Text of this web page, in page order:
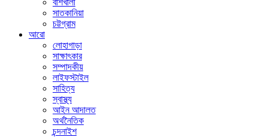
বাঁশখালী
সাতকানিয়া
চট্টগ্রাম
আরো
লোহাগাড়া
সাক্ষাৎকার
সম্পাদকীয়
লাইফস্টাইল
সাহিত্য
স্বাস্থ্য
আইন আদালত
অর্থনৈতিক
চন্দনাইশ